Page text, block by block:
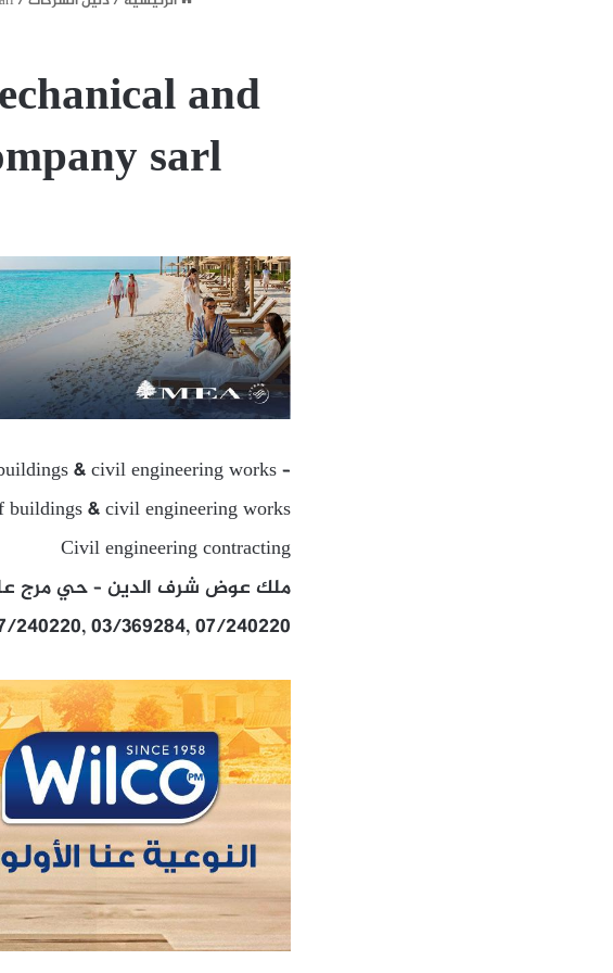
and
sarl
& civil engineering works –
buildings & civil engineering works
Civil engineering contracting
ملك عوض شرف الدين – حي مرج
240220, 03/369284, 07/240220